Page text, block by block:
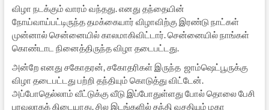
விழா நடக்கும் வாரம் வந்தது. எனது தந்தையின்
நோய்வாய்பட்டிருந்த தமக்கையார் விழாவிற்கு இரண்டு நாட்கள்
முன்னால் சென்னையில் காலமாகிவிட்டார். சென்னையில் நாங்கள்
கொண்டாட நினைத்திருந்த விழா தடைபட்டது.
அன்றே எனது சகோதரன், சகோதரிகள் இருந்த ஜாம்ஷெட்பூருக்கு
விழா தடைபட்டது பற்றி தந்தியும் கொடுத்து விட்டேன்.
அப்போதெல்லாம் வீட்டுக்கு வீடு இப்போதுள்ளது போல் தொலை பேசி
பரவலாகக் கிடையாது. சில இடங்களில் தந்தி வசதியும் மகா